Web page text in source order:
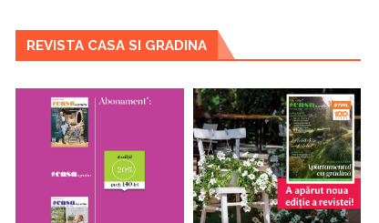
REVISTA CASA SI GRADINA